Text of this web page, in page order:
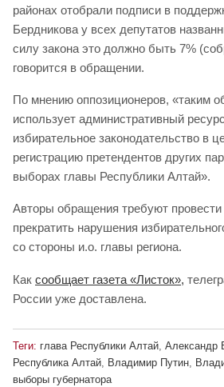
районах отобрали подписи в
Бердникова у всех депутатов
силу закона это должно быть 7%
говорится в обращении.
По мнению оппозиционеров, «таким
использует административный
избирательное законодательство в
регистрацию претендентов других
выборах главы Республики Алтай».
Авторы обращения требуют провести
прекратить нарушения
со стороны и.о. главы региона.
Как сообщает газета «Листок»,
России уже доставлена.
Теги: глава Республики Алтай Александр
Республика Алтай, Владимир Путин,
выборы губернатора